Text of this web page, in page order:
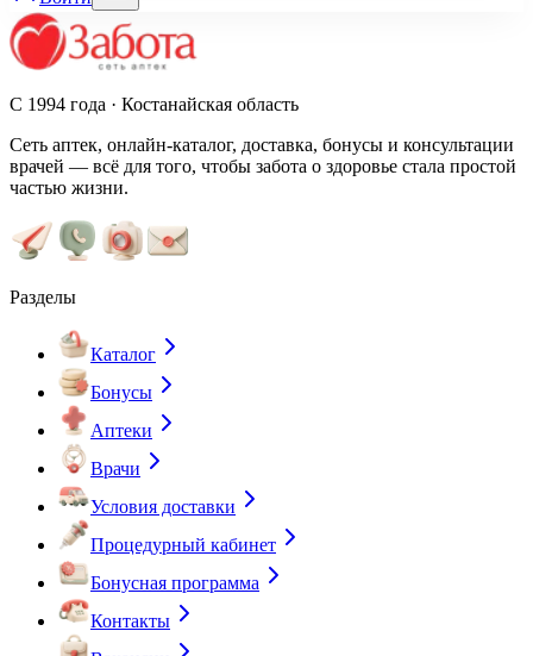
С 1994 года · Костанайская область
Сеть аптек, онлайн-каталог, доставка, бонусы и консультации
врачей — всё для того, чтобы забота о здоровье стала простой
частью жизни.
Разделы
Каталог
Бонусы
Аптеки
Врачи
Условия доставки
Процедурный кабинет
Бонусная программа
Контакты